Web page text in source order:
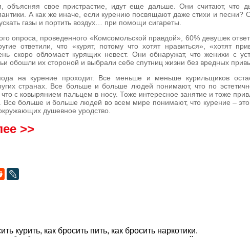
объясняя свое пристрастие, идут еще дальше. Они считают, что
А как же иначе, если курению посвящают даже стихи и песни?
газы и портить воздух… при помощи сигареты.
опроса, проведенного «Комсомольской правдой», 60% девушек
ответили, что «курят, потому что хотят нравиться», «хотят
скоро обломает курящих невест. Они обнаружат, что женихи с
обошли их стороной и выбрали себе спутниц жизни без вредных
на курение проходит. Все меньше и меньше курильщиков
странах. Все больше и больше людей понимают, что по
с ковырянием пальцем в носу. Тоже интересное занятие и тоже
больше и больше людей во всем мире понимают, что курение –
душевное уродство.
>>
курить, как бросить пить, как бросить наркотики.